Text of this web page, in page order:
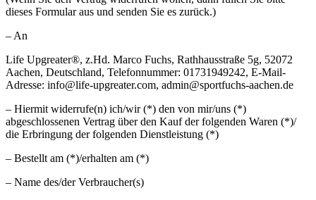
dieses Formular aus und senden Sie es zurück.)
– An
Life Upgreater®, z.Hd. Marco Fuchs, Rathhausstraße 5g, 52072
Aachen, Deutschland, Telefonnummer: 01731949242, E-Mail-
Adresse: info@life-upgreater.com, admin@sportfuchs-aachen.de
– Hiermit widerrufe(n) ich/wir (*) den von mir/uns (*)
abgeschlossenen Vertrag über den Kauf der folgenden Waren (*)/
die Erbringung der folgenden Dienstleistung (*)
– Bestellt am (*)/erhalten am (*)
– Name des/der Verbraucher(s)